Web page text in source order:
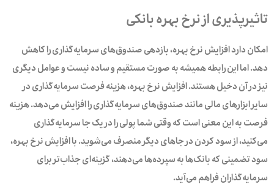
تاثیرپذیری از نرخ بهره بانکی
امکان دارد افزایش نرخ بهره، بازدهی صندوق‌های سرمایه‌گذاری را کاهش
دهد. اما این رابطه همیشه به صورت مستقیم و ساده نیست و عوامل دیگری
نیز در آن دخیل هستند. افزایش نرخ بهره، هزینه‌ فرصت سرمایه‌گذاری در
سایر ابزارهای مالی مانند صندوق‌های سرمایه‌گذاری را افزایش می‌دهد. هزینه
فرصت به این معنی است که وقتی شما پولی را در یک جا سرمایه‌گذاری
می‌کنید، از سود کردن در جاهای دیگر منصرف می‌شوید. با افزایش نرخ بهره،
سود تضمینی که بانک‌ها به سپرده‌ها می‌دهند، گزینه‌ای جذاب‌تر برای
سرمایه‌گذاران فراهم می‌آید.